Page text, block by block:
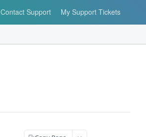
Contact Support My Support Tickets